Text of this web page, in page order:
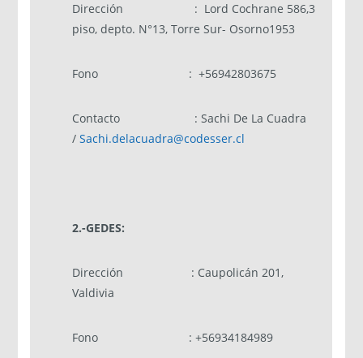
Dirección : Lord Cochrane 586,3
piso, depto. N°13, Torre Sur- Osorno1953
Fono : +56942803675
Contacto : Sachi De La Cuadra
/Sachi.delacuadra@codesser.cl
2.-GEDES:
Dirección : Caupolicán 201,
Valdivia
Fono : +56934184989